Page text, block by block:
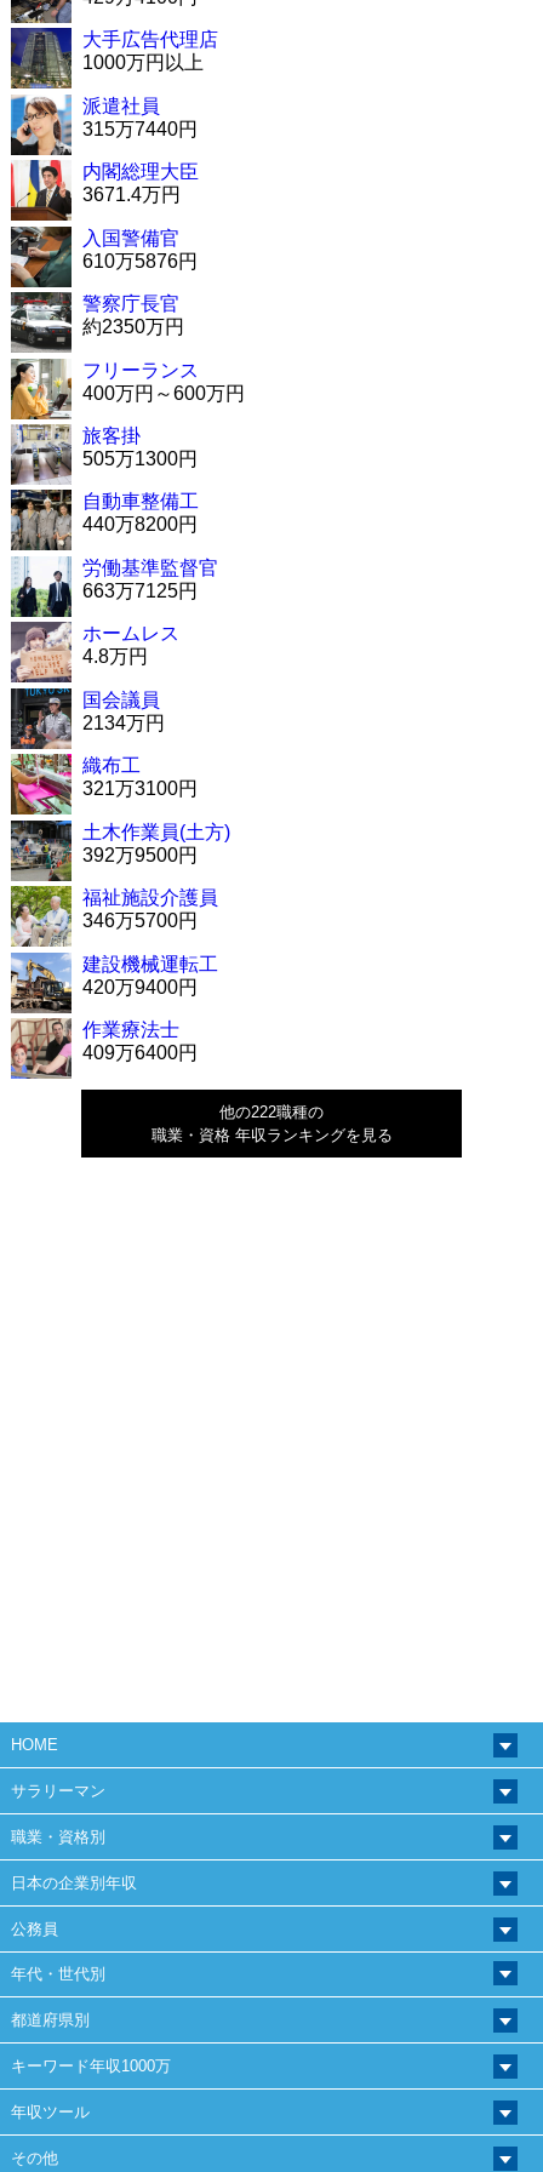
大手広告代理店
1000万円以上
派遣社員
315万7440円
内閣総理大臣
3671.4万円
入国警備官
610万5876円
警察庁長官
約2350万円
フリーランス
400万円～600万円
旅客掛
505万1300円
自動車整備工
440万8200円
労働基準監督官
663万7125円
ホームレス
4.8万円
国会議員
2134万円
織布工
321万3100円
土木作業員(土方)
392万9500円
福祉施設介護員
346万5700円
建設機械運転工
420万9400円
作業療法士
409万6400円
他の222職種の
職業・資格 年収ランキングを見る
HOME
サラリーマン
職業・資格別
日本の企業別年収
公務員
年代・世代別
都道府県別
キーワード年収1000万
年収ツール
その他